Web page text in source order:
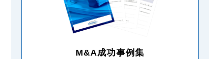
M&A成功事例集